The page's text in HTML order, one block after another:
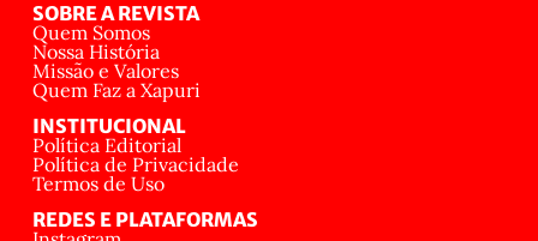
SOBRE A REVISTA
Quem Somos
Nossa História
Missão e Valores
Quem Faz a Xapuri
INSTITUCIONAL
Política Editorial
Política de Privacidade
Termos de Uso
REDES E PLATAFORMAS